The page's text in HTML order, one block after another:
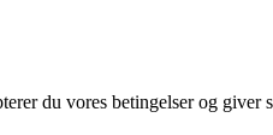
du vores betingelser og giver